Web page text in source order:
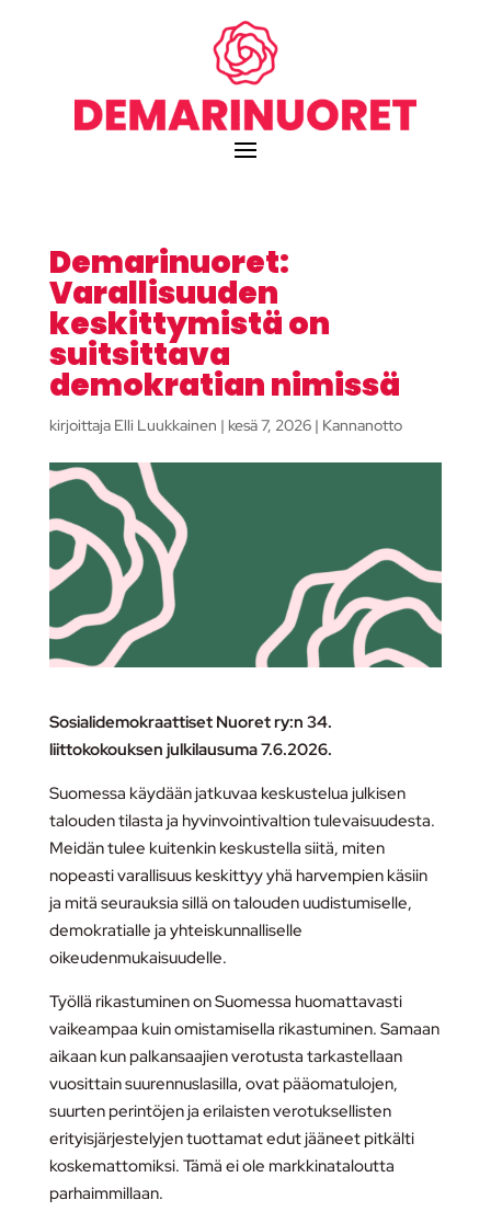
Demarinuoret:
Varallisuuden
keskittymistä on
suitsittava
demokratian nimissä
kirjoittaja Elli Luukkainen | kesä 7, 2026| Kannanotto
Sosialidemokraattiset Nuoret ry:n 34.
liittokokouksen julkilausuma 7.6.2026.
Suomessa käydään jatkuvaa keskustelua julkisen
talouden tilasta ja hyvinvointivaltion tulevaisuudesta.
Meidän tulee kuitenkin keskustella siitä, miten
nopeasti varallisuus keskittyy yhä harvempien käsiin
ja mitä seurauksia sillä on talouden uudistumiselle,
demokratialle ja yhteiskunnalliselle
oikeudenmukaisuudelle.
Työllä rikastuminen on Suomessa huomattavasti
vaikeampaa kuin omistamisella rikastuminen. Samaan
aikaan kun palkansaajien verotusta tarkastellaan
vuosittain suurennuslasilla, ovat pääomatulojen,
suurten perintöjen ja erilaisten verotuksellisten
erityisjärjestelyjen tuottamat edut jääneet pitkälti
koskemattomiksi. Tämä ei ole markkinataloutta
parhaimmillaan.